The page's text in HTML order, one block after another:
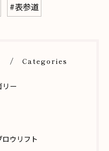
#表参道
Categories
リー
ウリフト